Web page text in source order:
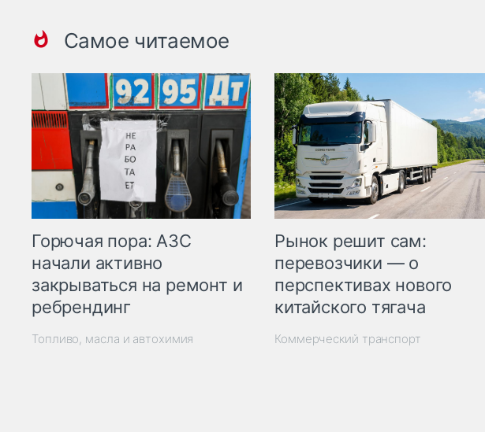
Самое читаемое
Горючая пора: АЗС
начали активно
закрываться на ремонт и
ребрендинг
Топливо, масла и автохимия
Рынок решит сам:
перевозчики — о
перспективах нового
китайского тягача
Коммерческий транспорт